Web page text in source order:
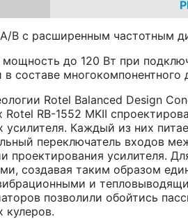
B с расширенным частотным
мощность до 120 Вт при
составе многокомпонентного
Rotel Balanced Design
RB-1552 MKII
Каждый из них
переключатель входов
проектирования усилителя.
создавая таким образом
и
позволили обойтись